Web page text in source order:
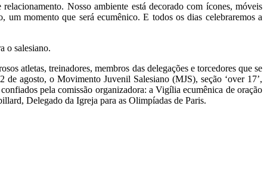
Nosso ambiente está decorado com ícones, móveis
momento que será ecumênico. E todos os dias celebraremos a
o salesiano.
atletas, treinadores, membros das delegações e torcedores que se
agosto, o Movimento Juvenil Salesiano (MJS), seção ‘over 17’,
pela comissão organizadora: a Vigília ecumênica de oração
Delegado da Igreja para as Olimpíadas de Paris.